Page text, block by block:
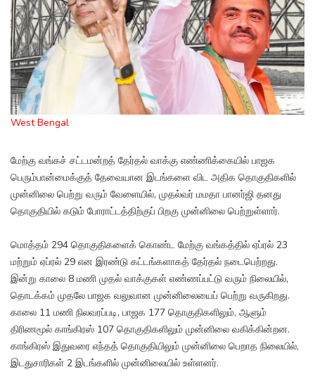
West Bengal
மேற்கு வங்கச் சட்டமன்றத் தேர்தல் வாக்கு எண்ணிக்கையில் பாஜக
பெரும்பான்மைக்குத் தேவையான இடங்களை விட அதிக தொகுதிகளில்
முன்னிலை பெற்று வரும் வேளையில், முதல்வர் மமதா பானர்ஜி தனது
தொகுதியில் கடும் போராட்டத்திற்குப் பிறகு முன்னிலை பெற்றுள்ளார்.
மொத்தம் 294 தொகுதிகளைக் கொண்ட மேற்கு வங்கத்தில் ஏப்ரல் 23
மற்றும் ஏப்ரல் 29 என இரண்டு கட்டங்களாகத் தேர்தல் நடைபெற்றது.
இன்று காலை 8 மணி முதல் வாக்குகள் எண்ணப்பட்டு வரும் நிலையில்,
தொடக்கம் முதலே பாஜக வலுவான முன்னிலையைப் பெற்று வருகிறது.
காலை 11 மணி நிலவரப்படி, பாஜக 177 தொகுதிகளிலும், ஆளும்
திரிணமூல் காங்கிரஸ் 107 தொகுதிகளிலும் முன்னிலை வகிக்கின்றன.
காங்கிரஸ் இதுவரை எந்தத் தொகுதியிலும் முன்னிலை பெறாத நிலையில்,
இடதுசாரிகள் 2 இடங்களில் முன்னிலையில் உள்ளனர்.